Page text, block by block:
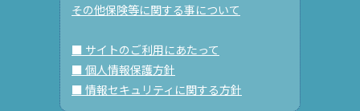
その他保険等に関する事について
■ サイトのご利用にあたって
■ 個人情報保護方針
■ 情報セキュリティに関する方針